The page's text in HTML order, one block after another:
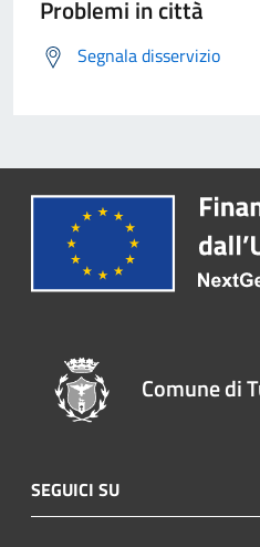
Problemi in città
Segnala disservizio
Comune di
SEGUICI SU